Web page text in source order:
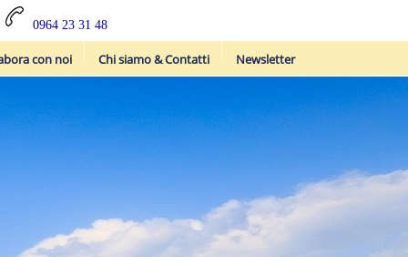
0964 23 31 48
con noi Chi siamo & Contatti Newsletter